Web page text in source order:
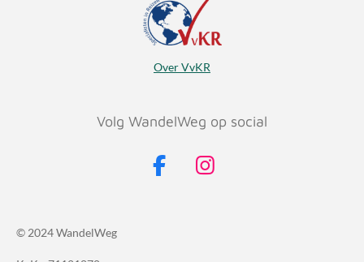
Over VvKR
Volg WandelWeg op social
F
I
© 2024 WandelWeg